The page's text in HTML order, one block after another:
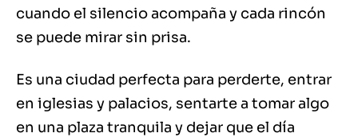
cuando el silencio acompaña y cada rincón
se puede mirar sin prisa.
Es una ciudad perfecta para perderte, entrar
en iglesias y palacios, sentarte a tomar algo
en una plaza tranquila y dejar que el día